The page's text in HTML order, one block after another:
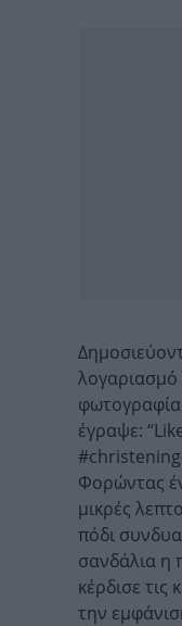
έγραψε:
Φορώντας
μικρές
πόδι
σανδάλια η
κέρδισε τις
την